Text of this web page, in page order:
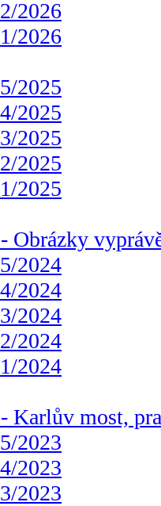
2026
2026
2025
2025
2025
2025
2025
Obrázky
2024
2024
2024
2024
2024
Karlův most,
2023
2023
2023